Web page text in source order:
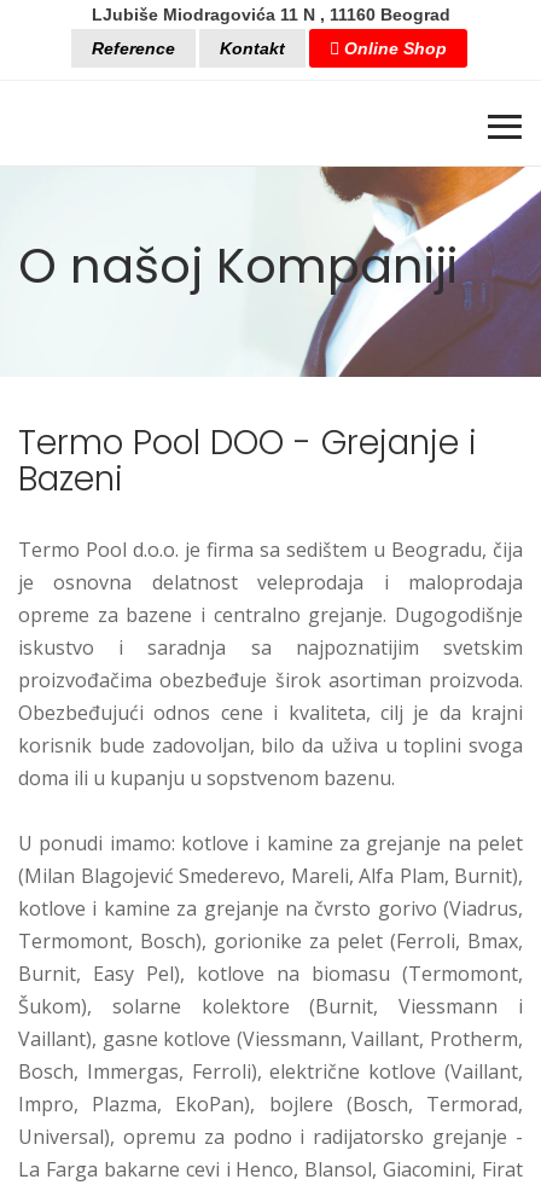
LJubiše Miodragovića 11 N , 11160 Beograd
Reference
Kontakt Online Shop
≡
O našoj Kompaniji
Termo Pool DOO - Grejanje i
Bazeni
Termo Pool d.o.o. je firma sa sedištem u Beogradu, čija
je osnovna delatnost veleprodaja i maloprodaja
opreme za bazene i centralno grejanje. Dugogodišnje
iskustvo i saradnja sa najpoznatijim svetskim
proizvođačima obezbeđuje širok asortiman proizvoda.
Obezbeđujući odnos cene i kvaliteta, cilj je da krajni
korisnik bude zadovoljan, bilo da uživa u toplini svoga
doma ili u kupanju u sopstvenom bazenu.
U ponudi imamo: kotlove i kamine za grejanje na pelet
(Milan Blagojević Smederevo, Mareli, Alfa Plam, Burnit),
kotlove i kamine za grejanje na čvrsto gorivo (Viadrus,
Termomont, Bosch), gorionike za pelet (Ferroli, Bmax,
Burnit, Easy Pel), kotlove na biomasu (Termomont,
Šukom), solarne kolektore (Burnit, Viessmann i
Vaillant), gasne kotlove (Viessmann, Vaillant, Protherm,
Bosch, Immergas, Ferroli), električne kotlove (Vaillant,
Impro, Plazma, EkoPan), bojlere (Bosch, Termorad,
Universal), opremu za podno i radijatorsko grejanje -
La Farga bakarne cevi i Henco, Blansol, Giacomini, Firat